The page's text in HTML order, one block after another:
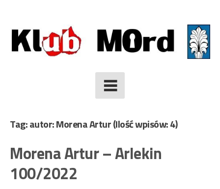
to
content
Tag: autor: Morena Artur(Ilość wpisów: 4)
Morena Artur – Arlekin
100/2022